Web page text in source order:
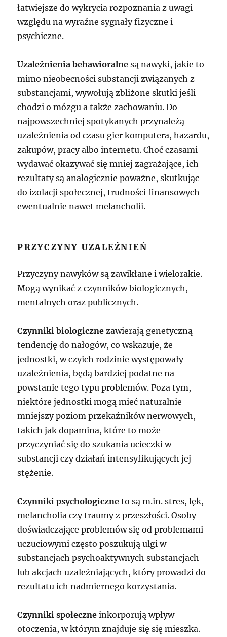
łatwiejsze do wykrycia rozpoznania z uwagi
względu na wyraźne sygnały fizyczne i
psychiczne.
Uzależnienia behawioralne są nawyki, jakie to
mimo nieobecności substancji związanych z
substancjami, wywołują zbliżone skutki jeśli
chodzi o mózgu a także zachowaniu. Do
najpowszechniej spotykanych przynależą
uzależnienia od czasu gier komputera, hazardu,
zakupów, pracy albo internetu. Choć czasami
wydawać okazywać się mniej zagrażające, ich
rezultaty są analogicznie poważne, skutkując
do izolacji społecznej, trudności finansowych
ewentualnie nawet melancholii.
PRZYCZYNY UZALEŻNIEŃ
Przyczyny nawyków są zawikłane i wielorakie.
Mogą wynikać z czynników biologicznych,
mentalnych oraz publicznych.
Czynniki biologiczne zawierają genetyczną
tendencję do nałogów, co wskazuje, że
jednostki, w czyich rodzinie występowały
uzależnienia, będą bardziej podatne na
powstanie tego typu problemów. Poza tym,
niektóre jednostki mogą mieć naturalnie
mniejszy poziom przekaźników nerwowych,
takich jak dopamina, które to może
przyczyniać się do szukania ucieczki w
substancji czy działań intensyfikujących jej
stężenie.
Czynniki psychologiczne to są m.in. stres, lęk,
melancholia czy traumy z przeszłości. Osoby
doświadczające problemów się od problemami
uczuciowymi często poszukują ulgi w
substancjach psychoaktywnych substancjach
lub akcjach uzależniających, który prowadzi do
rezultatu ich nadmiernego korzystania.
Czynniki społeczne inkorporują wpływ
otoczenia, w którym znajduje się się mieszka.